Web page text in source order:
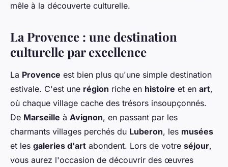
mêle à la découverte culturelle.
La Provence : une destination
culturelle par excellence
La Provence est bien plus qu'une simple destination
estivale. C'est une région riche en histoire et en art,
où chaque village cache des trésors insoupçonnés.
De Marseille à Avignon, en passant par les
charmants villages perchés du Luberon, les musées
et les galeries d'art abondent. Lors de votre séjour,
vous aurez l'occasion de découvrir des œuvres